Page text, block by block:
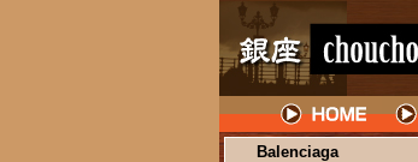
Balenciaga